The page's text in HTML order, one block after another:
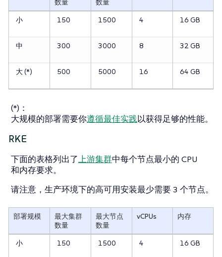
数量
数量
小 150 1500 4 16 GB
中 300 3000 8 32 GB
大 (*) 500 5000 16 64 GB
(*)：
大规模的部署需要你遵循最佳实践以获得足够的性能。
RKE
下面的表格列出了上游集群中每个节点最小的 CPU
和内存要求。
请注意，生产环境下的高可用安装最少需要 3 个节点。
部署规模
最大集群
数量
最大节点
数量
vCPUs 内存
小 150 1500 4 16 GB